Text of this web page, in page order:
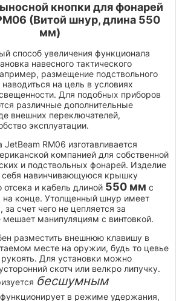
кнопки для фонарей
(Витой шнур, длина 550
мм)
способ увеличения функционала
навесного тактического
размещение подствольного
на цель в условиях
Для подобных приборов
различные дополнительные
внешних переключателей,
эксплуатации.
RM06 изготавливается
компанией для собственной
и подствольных фонарей. Изделие
себя навинчивающуюся крышку
отсека и кабель длиной 550 мм с
на конце. Утолщенный шнур имеет
за счет чего не цепляется за
манипуляциям с винтовкой.
разместить внешнюю клавишу в
месте на оружии, будь то цевье
рукоять. Для установки можно
скотч или велкро липучку.
бесшумным
в режиме удержания,